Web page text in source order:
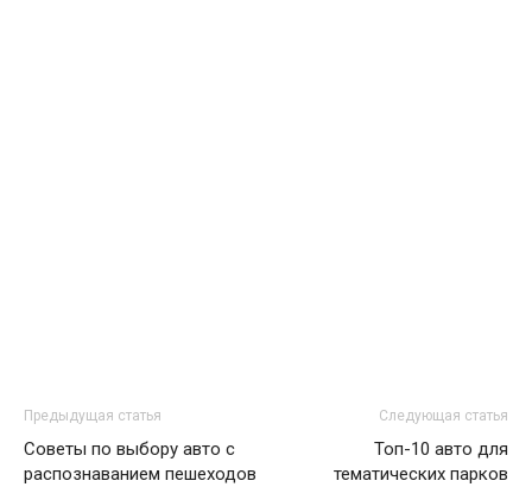
Предыдущая статья
Советы по выбору авто с
распознаванием пешеходов
Следующая статья
Топ-10 авто для
тематических парков